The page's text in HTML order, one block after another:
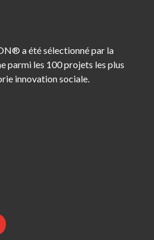
a été sélectionné par la
parmi les 100 projets les plus
innovation sociale.